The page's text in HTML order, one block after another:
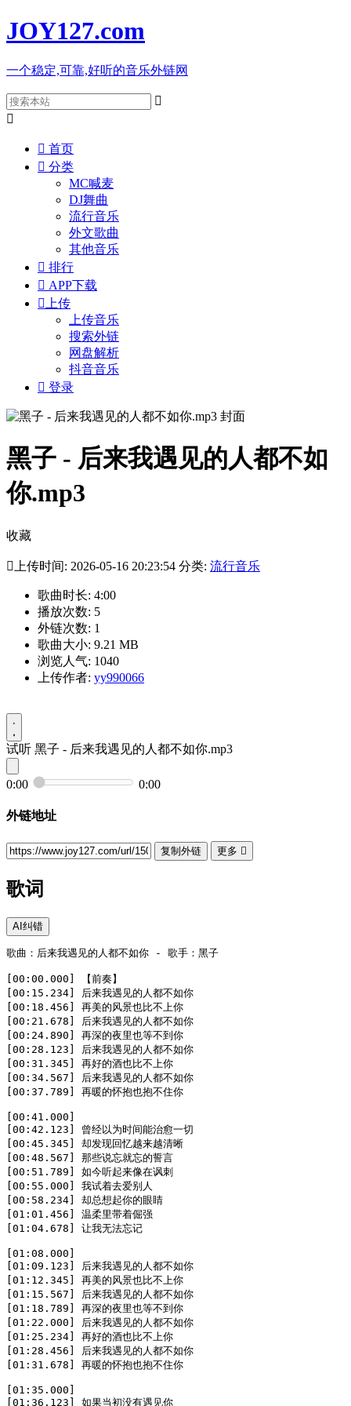
JOY127.com
一个稳定,可靠,好听的音乐外链网


 首页
 分类
MC喊麦
DJ舞曲
流行音乐
外文歌曲
其他音乐
 排行
 APP下载
 上传
上传音乐
搜索外链
网盘解析
抖音音乐
 登录
黑子 - 后来我遇见的人都不如
你.mp3
收藏
 上传时间: 2026-05-16 20:23:54 分类: 流行音乐
歌曲时长: 4:00
播放次数: 5
外链次数: 1
歌曲大小: 9.21 MB
浏览人气: 1040
上传作者: yy990066
试听 黑子 - 后来我遇见的人都不如你.mp3
0:00 0:00
外链地址
复制外链 更多 
歌词
AI纠错
歌曲：后来我遇见的人都不如你 - 歌手：黑子
[00:00.000] 【前奏】
[00:15.234] 后来我遇见的人都不如你
[00:18.456] 再美的风景也比不上你
[00:21.678] 后来我遇见的人都不如你
[00:24.890] 再深的夜里也等不到你
[00:28.123] 后来我遇见的人都不如你
[00:31.345] 再好的酒也比不上你
[00:34.567] 后来我遇见的人都不如你
[00:37.789] 再暖的怀抱也抱不住你
[00:41.000]
[00:42.123] 曾经以为时间能治愈一切
[00:45.345] 却发现回忆越来越清晰
[00:48.567] 那些说忘就忘的誓言
[00:51.789] 如今听起来像在讽刺
[00:55.000] 我试着去爱别人
[00:58.234] 却总想起你的眼睛
[01:01.456] 温柔里带着倔强
[01:04.678] 让我无法忘记
[01:08.000]
[01:09.123] 后来我遇见的人都不如你
[01:12.345] 再美的风景也比不上你
[01:15.567] 后来我遇见的人都不如你
[01:18.789] 再深的夜里也等不到你
[01:22.000] 后来我遇见的人都不如你
[01:25.234] 再好的酒也比不上你
[01:28.456] 后来我遇见的人都不如你
[01:31.678] 再暖的怀抱也抱不住你
[01:35.000]
[01:36.123] 如果当初没有遇见你